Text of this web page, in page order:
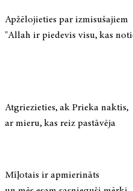
Apžēlojieties par izmisušajiem
"Allah ir piedevis visu, kas
Atgriezieties, ak Prieka naktis,
ar mieru, kas reiz pastāvēja
Mīļotais ir apmierināts